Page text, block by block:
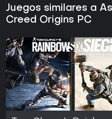
Juegos similares a
Creed Origins PC